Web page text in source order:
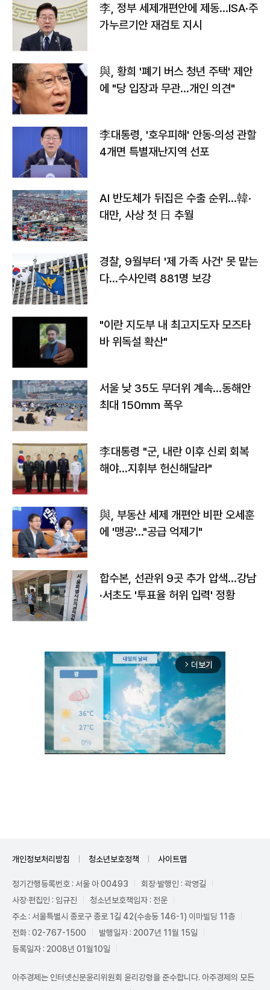
李, 정부 세제개편안에 제동…ISA·주
가누르기안 재검토 지시
與, 황희 '폐기 버스 청년 주택' 제안
에 "당 입장과 무관…개인 의견"
李대통령, '호우피해' 안동·의성 관할
4개면 특별재난지역 선포
AI 반도체가 뒤집은 수출 순위…韓·
대만, 사상 첫 日 추월
경찰, 9월부터 '제 가족 사건' 못 맡는
다…수사인력 881명 보강
"이란 지도부 내 최고지도자 모즈타
바 위독설 확산"
서울 낮 35도 무더위 계속…동해안
최대 150㎜ 폭우
李대통령 "군, 내란 이후 신뢰 회복
해야…지휘부 헌신해달라"
與, 부동산 세제 개편안 비판 오세훈
에 '맹공'…"공급 억제기"
합수본, 선관위 9곳 추가 압색…강남
·서초도 '투표율 허위 입력' 정황
arrow_forward_ios 더보기
개인정보처리방침 청소년보호정책 사이트맵
정기간행등록번호 : 서울 아 00493
회장·발행인 : 곽영길
사장·편집인 : 임규진
청소년보호책임자 : 전운
주소 : 서울특별시 종로구 종로 1길 42(수송동 146-1) 이마빌딩 11층
전화 : 02-767-1500
발행일자 : 2007년 11월 15일
등록일자 : 2008년 01월10일
아주경제는 인터넷신문윤리위원회 윤리강령을 준수합니다. 아주경제의 모든